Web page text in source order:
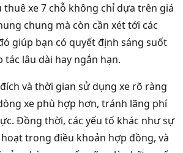
thuê xe 7 chỗ không chỉ dựa trên giá
chung mà còn cần xét tới các
giúp bạn có quyết định sáng suốt
lâu dài hay ngắn hạn.
và thời gian sử dụng xe rõ ràng
xe phù hợp hơn, tránh lãng phí
Đồng thời, các yếu tố khác như sự
trong điều khoản hợp đồng, và